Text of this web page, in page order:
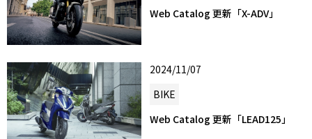
Web Catalog 更新「X-ADV」
2024/11/07
BIKE
Web Catalog 更新「LEAD125」